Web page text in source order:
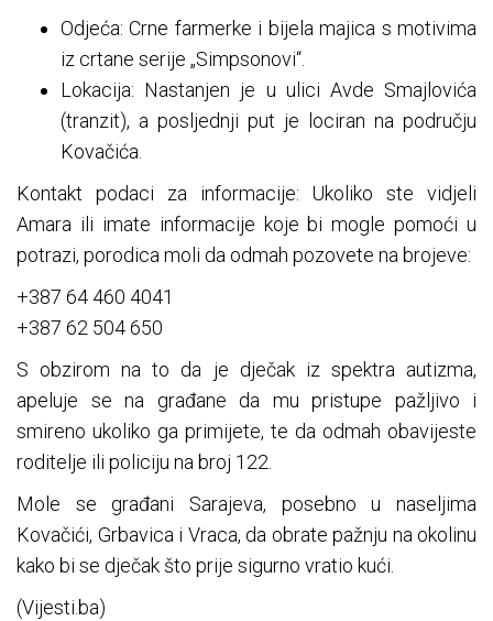
Odjeća: Crne farmerke i bijela majica s motivima
iz crtane serije „Simpsonovi“.
Lokacija: Nastanjen je u ulici Avde Smajlovića
(tranzit), a posljednji put je lociran na području
Kovačića.
Kontakt podaci za informacije: Ukoliko ste vidjeli
Amara ili imate informacije koje bi mogle pomoći u
potrazi, porodica moli da odmah pozovete na brojeve:
+387 64 460 4041
+387 62 504 650
S obzirom na to da je dječak iz spektra autizma,
apeluje se na građane da mu pristupe pažljivo i
smireno ukoliko ga primijete, te da odmah obavijeste
roditelje ili policiju na broj 122.
Mole se građani Sarajeva, posebno u naseljima
Kovačići, Grbavica i Vraca, da obrate pažnju na okolinu
kako bi se dječak što prije sigurno vratio kući.
(Vijesti.ba)